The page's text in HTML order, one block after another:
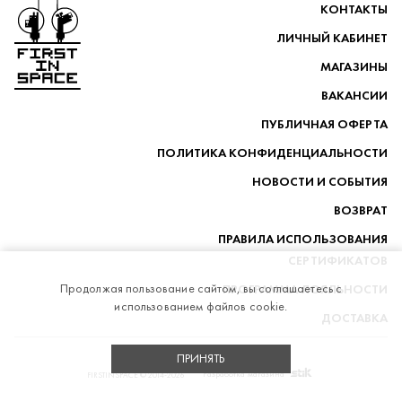
Перейти на главную
КОНТАКТЫ
ЛИЧНЫЙ КАБИНЕТ
МАГАЗИНЫ
ВАКАНСИИ
ПУБЛИЧНАЯ ОФЕРТА
ПОЛИТИКА КОНФИДЕНЦИАЛЬНОСТИ
НОВОСТИ И СОБЫТИЯ
ВОЗВРАТ
ПРАВИЛА ИСПОЛЬЗОВАНИЯ
СЕРТИФИКАТОВ
ПРОГРАММА ЛОЯЛЬНОСТИ
ДОСТАВКА
FIRSTINSPACE © 2014-2026 Разработка магазина
Stik
telegramwhatsapp
Продолжая пользование сайтом, вы соглашаетесь с
использованием файлов cookie.
ПРИНЯТЬ